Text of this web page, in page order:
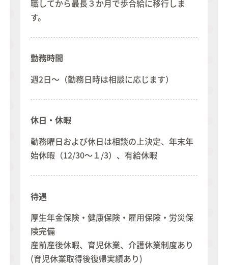
職してから最長３か月で歩合給に移行しま
す。
勤務時間
週2日～（勤務日時は相談に応じます）
休日・休暇
勤務曜日および休日は相談の上決定、年末年
始休暇（12/30～１/3）、有給休暇
待遇
厚生年金保険・健康保険・雇用保険・労災保
険完備
産前産後休暇、育児休業、介護休業制度あり
(育児休業取得後復帰実績あり)